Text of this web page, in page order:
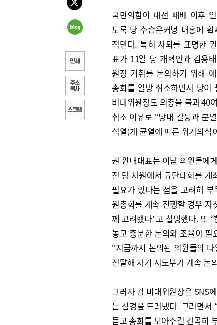
국민의힘이 대선 패배 이후
도록 당 수습은커녕 내홍에
적댄다. 특히 사퇴를 표명한
표가 11일 당 개혁안과 김용
원장 거취를 논의하기 위해
총회를 일방 취소하면서 당이
비대위원장도 의총을 불과 40
취소 이유로 “당내 갈등과 분
석열)계 균열에 따른 위기의식
권 원내대표는 이날 의원들에
전 당 차원에서 규탄대회를
필요가 있다는 점을 고려해
원총회를 계속 진행할 경우 자
께 고려했다”고 설명했다. 또
놓고 충분한 논의와 조율이 필
“지금까지 논의된 의원들의
전달해 차기 지도부가 계속 논
그러자 김 비대위원장은 SNS
는 심경을 드러냈다. 그러면서
듣고 총회를 모아주길 간곡히